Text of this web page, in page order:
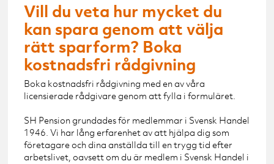
Vill du veta hur mycket du
kan spara genom att välja
rätt sparform? Boka
kostnadsfri rådgivning
Boka kostnadsfri rådgivning med en av våra
licensierade rådgivare genom att fylla i formuläret.
SH Pension grundades för medlemmar i Svensk Handel
1946. Vi har lång erfarenhet av att hjälpa dig som
företagare och dina anställda till en trygg tid efter
arbetslivet, oavsett om du är medlem i Svensk Handel i